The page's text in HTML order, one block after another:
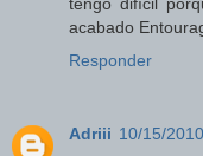
tengo difícil
acabado
Responder
Adriii 10/15/